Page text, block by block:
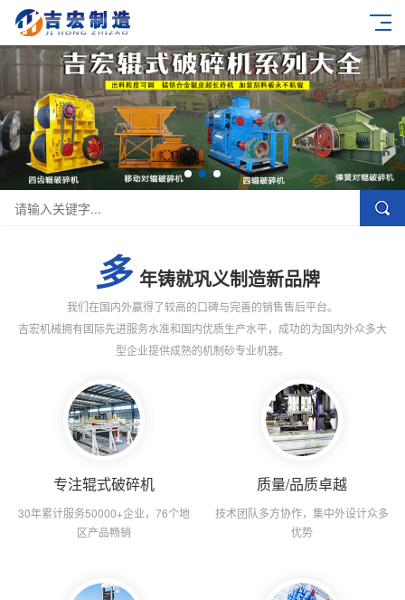
多 年铸就巩义制造新品牌
我们在国内外赢得了较高的口碑与完善的销售售后平台。
吉宏机械拥有国际先进服务水准和国内优质生产水平，成功的为国内外众多大
型企业提供成熟的机制砂专业机器。
专注辊式破碎机
30年累计服务50000+企业，76个地
区产品畅销
质量/品质卓越
技术团队多方协作，集中外设计众多
优势